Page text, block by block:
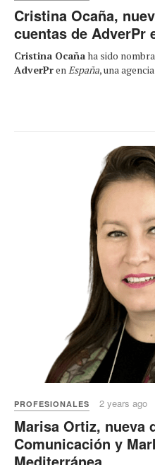
Cristina Ocaña,
cuentas de AdverPr
Cristina Ocañaha sido
AdverPren España, una
PROFESIONALES 2 years ago
Marisa Ortiz, nueva
Comunicación y